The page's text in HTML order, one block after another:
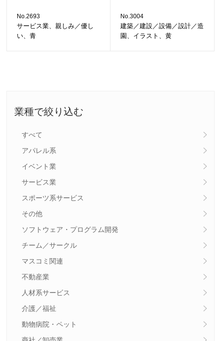
業種で絞り込む
すべて
アパレル系
イベント業
サービス業
スポーツ系サービス
その他
ソフトウェア・プログラム開発
チーム／サークル
マスコミ関連
不動産業
人材系サービス
介護／福祉
動物病院・ペット
No.2693
サービス業、親しみ／優し
い、青
No.3004
建築／建設／設備／設計／造
園、イラスト、黄